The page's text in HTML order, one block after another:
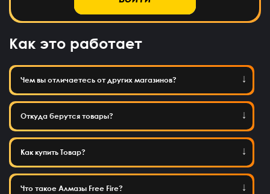
Как это работает
Чем вы отличаетесь от других магазинов?
Откуда берутся товары?
Как купить Товар?
Что такое Алмазы Free Fire?